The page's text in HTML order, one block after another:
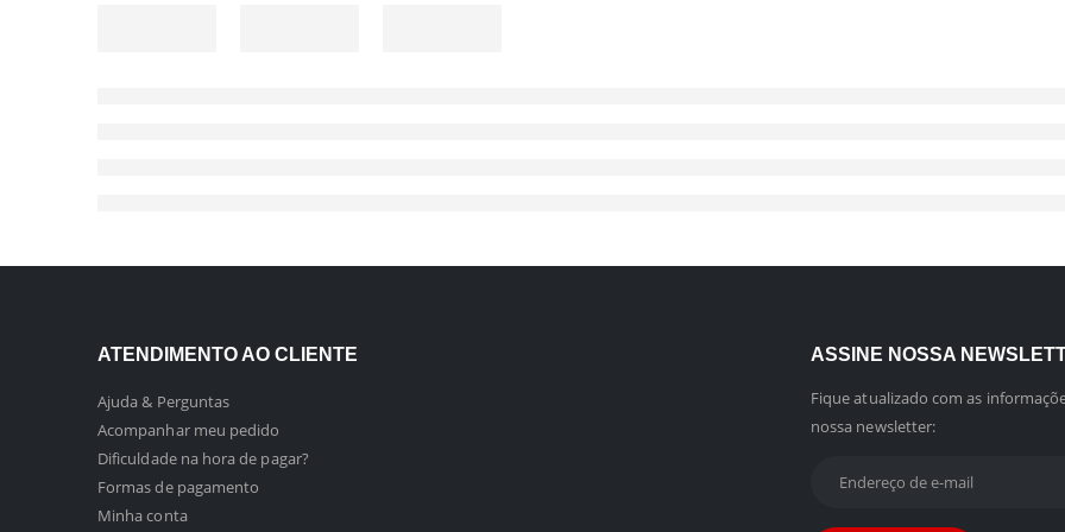
ATENDIMENTO AO CLIENTE
Ajuda & Perguntas
Acompanhar meu pedido
Dificuldade na hora de pagar?
Formas de pagamento
Minha conta
ASSINE NOSSA
Fique atualizado com as
nossa newsletter: